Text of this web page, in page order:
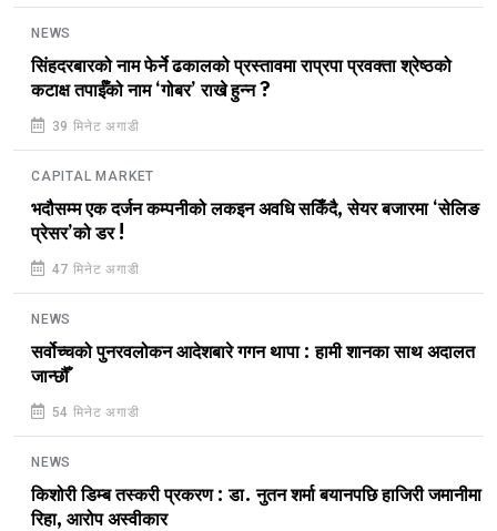
NEWS
सिंहदरबारको नाम फेर्ने ढकालको प्रस्तावमा राप्रपा प्रवक्ता श्रेष्ठको
कटाक्ष तपाईँको नाम ‘गोबर’ राखे हुन्न ?
39 मिनेट अगाडी
CAPITAL MARKET
भदौसम्म एक दर्जन कम्पनीको लकइन अवधि सकिँदै, सेयर बजारमा ‘सेलिङ
प्रेसर’को डर !
47 मिनेट अगाडी
NEWS
सर्वोच्चको पुनरवलोकन आदेशबारे गगन थापा : हामी शानका साथ अदालत
जान्छौँ
54 मिनेट अगाडी
NEWS
किशोरी डिम्ब तस्करी प्रकरण : डा. नुतन शर्मा बयानपछि हाजिरी जमानीमा
रिहा, आरोप अस्वीकार